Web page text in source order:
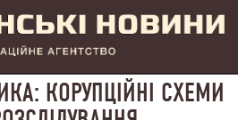
КОРУПЦІЙНІ СХЕМИ